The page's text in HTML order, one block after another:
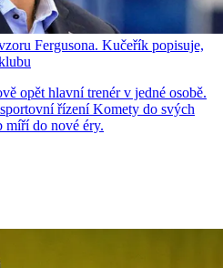
Fergusona. Kučeřík popisuje,
opět hlavní trenér v jedné osobě.
řízení Komety do svých
do nové éry.